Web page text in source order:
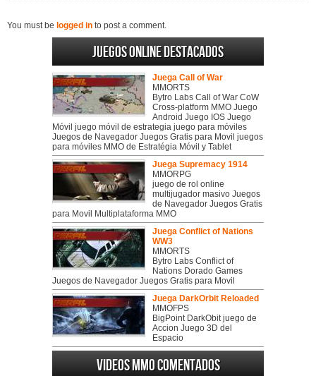
You must be logged in to post a comment.
Juegos online destacados
Juega Call of War
MMORTS
Bytro Labs Call of War CoW
Cross-platform MMO Juego
Android Juego IOS Juego
Móvil juego móvil de estrategia juego para móviles
Juegos de Navegador Juegos Gratis para Movil juegos
para móviles MMO de Estratégia Móvil y Tablet
Juega Supremacy 1914
MMORPG
juego de rol online
multijugador masivo Juegos
de Navegador Juegos Gratis
para Movil Multiplataforma MMO
Juega Conflict of Nations
WW3
MMORTS
Bytro Labs Conflict of
Nations Dorado Games
Juegos de Navegador Juegos Gratis para Movil
Juega DarkOrbit Reloaded
MMOFPS
BigPoint DarkObit juego de
Accion Juego 3D del
Espacio
Videos MMO Comentados